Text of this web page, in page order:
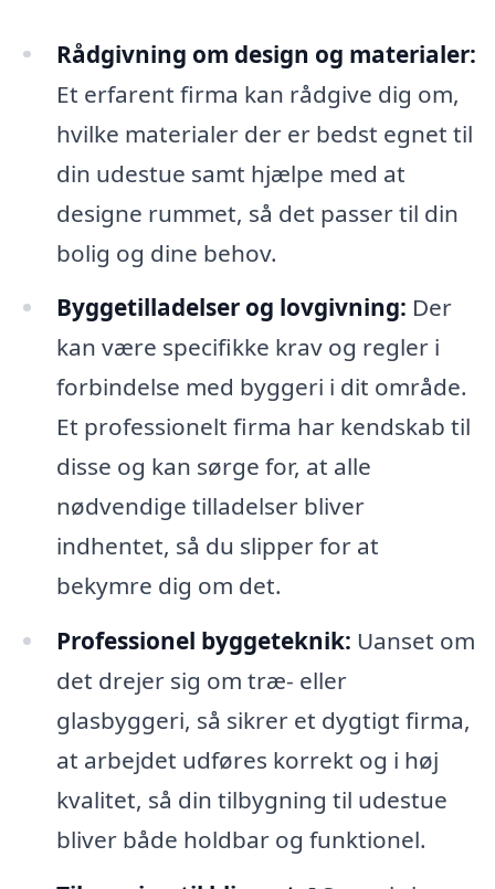
Rådgivning om design og materialer:
Et erfarent firma kan rådgive dig om,
hvilke materialer der er bedst egnet til
din udestue samt hjælpe med at
designe rummet, så det passer til din
bolig og dine behov.
Byggetilladelser og lovgivning: Der
kan være specifikke krav og regler i
forbindelse med byggeri i dit område.
Et professionelt firma har kendskab til
disse og kan sørge for, at alle
nødvendige tilladelser bliver
indhentet, så du slipper for at
bekymre dig om det.
Professionel byggeteknik: Uanset om
det drejer sig om træ- eller
glasbyggeri, så sikrer et dygtigt firma,
at arbejdet udføres korrekt og i høj
kvalitet, så din tilbygning til udestue
bliver både holdbar og funktionel.